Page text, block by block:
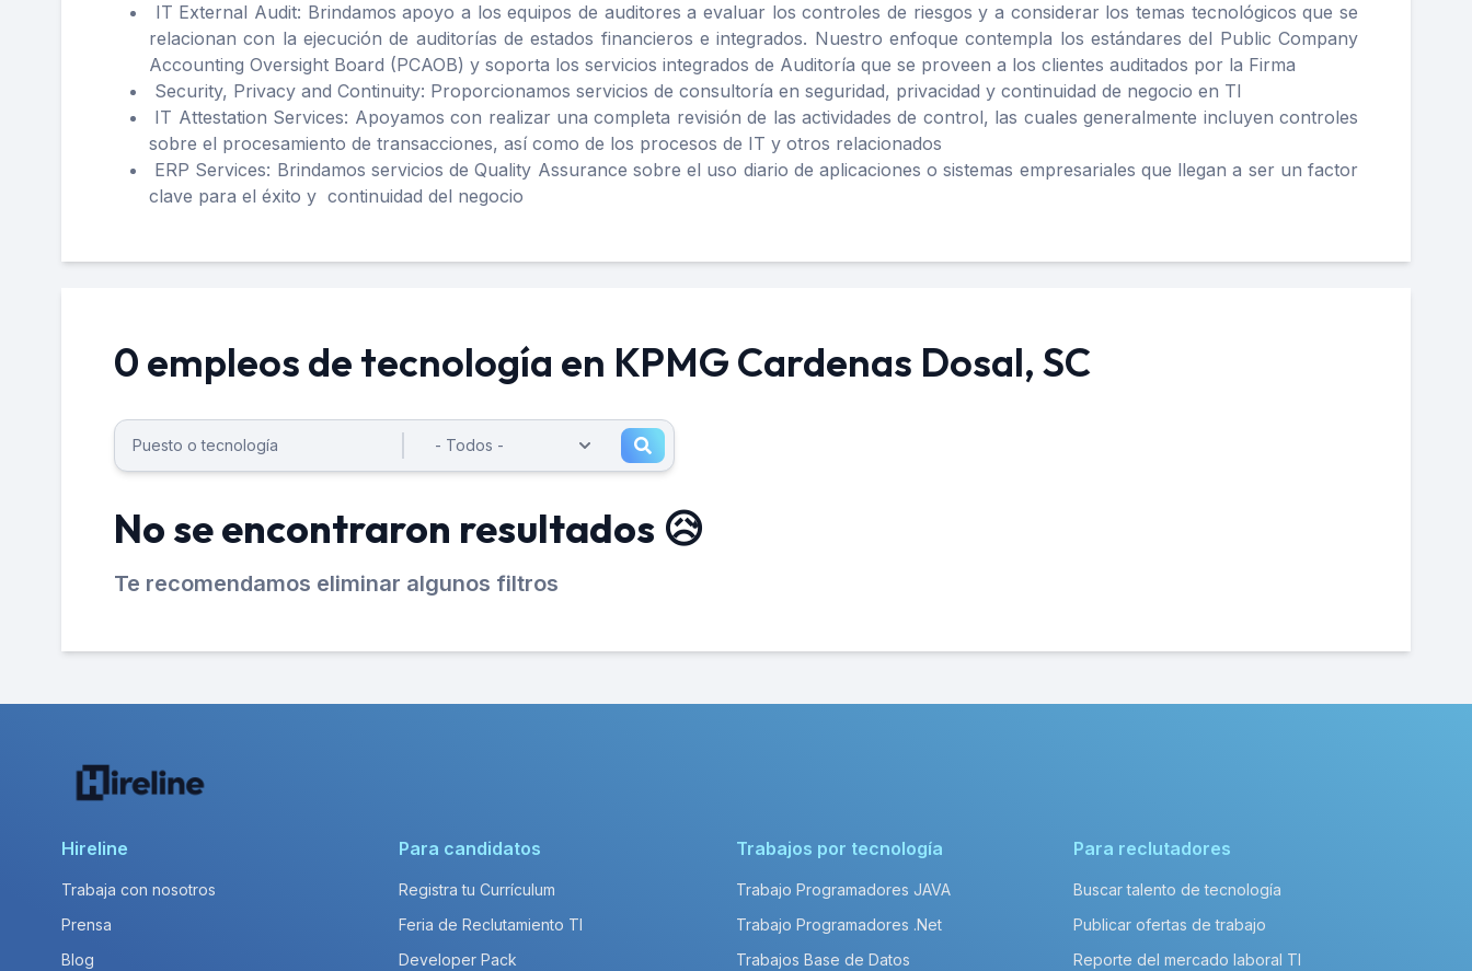
IT External Audit: Brindamos apoyo a los equipos de auditores a evaluar los controles de riesgos y a considerar los temas tecnológicos que se
relacionan con la ejecución de auditorías de estados financieros e integrados. Nuestro enfoque contempla los estándares del Public Company
Accounting Oversight Board (PCAOB) y soporta los servicios integrados de Auditoría que se proveen a los clientes auditados por la Firma
Security, Privacy and Continuity: Proporcionamos servicios de consultoría en seguridad, privacidad y continuidad de negocio en TI
IT Attestation Services: Apoyamos con realizar una completa revisión de las actividades de control, las cuales generalmente incluyen controles
sobre el procesamiento de transacciones, así como de los procesos de IT y otros relacionados
ERP Services: Brindamos servicios de Quality Assurance sobre el uso diario de aplicaciones o sistemas empresariales que llegan a ser un factor
clave para el éxito y continuidad del negocio
0 empleos de tecnología en KPMG Cardenas Dosal, SC
No se encontraron resultados 😥
Te recomendamos eliminar algunos filtros
Hireline
Trabaja con nosotros
Prensa
Blog
Para candidatos
Registra tu Currículum
Feria de Reclutamiento TI
Developer Pack
Trabajos por tecnología
Trabajo Programadores JAVA
Trabajo Programadores .Net
Trabajos Base de Datos
Para reclutadores
Buscar talento de tecnología
Publicar ofertas de trabajo
Reporte del mercado laboral TI